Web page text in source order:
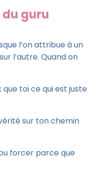
guru
l’on attribue à un
l’autre. Quand on
toi ce qui est juste
sur ton chemin
forcer parce que